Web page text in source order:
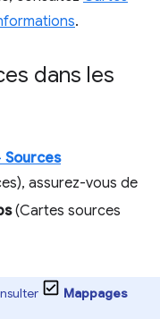
.
dans les
Sources
assurez-vous de
(Cartes sources
Mappages